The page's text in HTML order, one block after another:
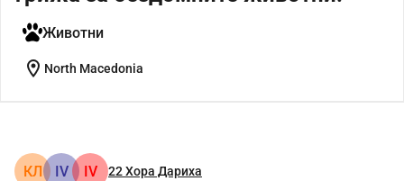
Животни
location_on North Macedonia
КЛ IV IV 22Хора Дариха